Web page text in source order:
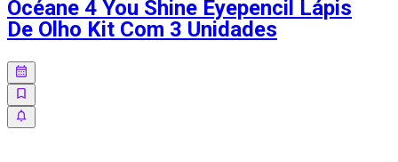
Océane 4 You Shine Eyepencil Lápis
De Olho Kit Com 3 Unidades